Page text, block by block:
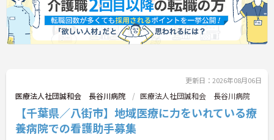
更新日：2026年08月06日
医療法人社団誠和会 長谷川病院 医療法人社団誠和会 長谷川病院
【千葉県／八街市】地域医療に力をいれている療
養病院での看護助手募集